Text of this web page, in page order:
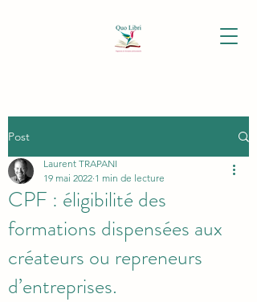
Post
CPF : éligibilité des
formations dispensées aux
créateurs ou repreneurs
d’entreprises.
Laurent TRAPANI
19 mai 2022 1 min de lecture